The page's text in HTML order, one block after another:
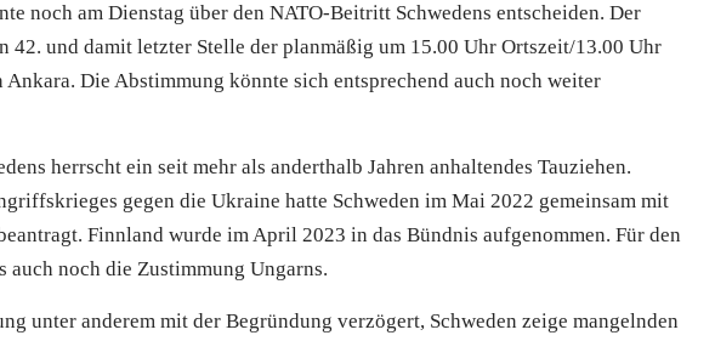
noch am Dienstag über den NATO-Beitritt Schwedens entscheiden. Der
42. und damit letzter Stelle der planmäßig um 15.00 Uhr Ortszeit/13.00 Uhr
Die Abstimmung könnte sich entsprechend auch noch weiter
herrscht ein seit mehr als anderthalb Jahren anhaltendes Tauziehen.
gegen die Ukraine hatte Schweden im Mai 2022 gemeinsam mit
Finnland wurde im April 2023 in das Bündnis aufgenommen. Für den
auch noch die Zustimmung Ungarns.
unter anderem mit der Begründung verzögert, Schweden zeige mangelnden